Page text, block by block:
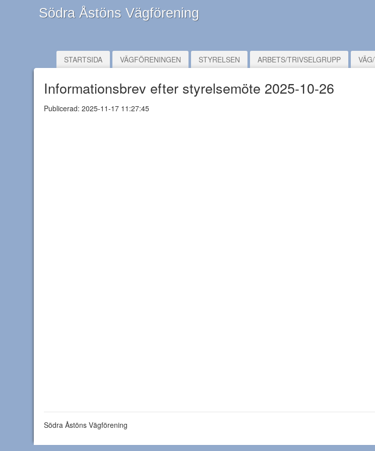
Södra Åstöns Vägförening
STARTSIDA VÄGFÖRENINGEN STYRELSEN ARBETS/TRIVSELGRUPP
Informationsbrev efter styrelsemöte 2025-10-26
Publicerad: 2025-11-17 11:27:45
Södra Åstöns Vägförening